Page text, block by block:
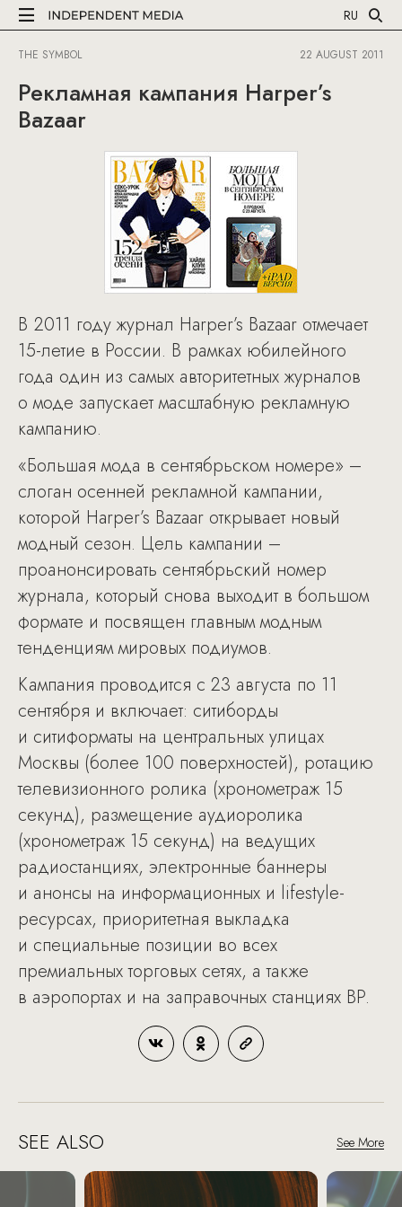
RU
THE SYMBOL 22 AUGUST 2011
Рекламная кампания Harper’s
Bazaar
В 2011 году журнал Harper’s Bazaar отмечает
15-летие в России. В рамках юбилейного
года один из самых авторитетных журналов
о моде запускает масштабную рекламную
кампанию.
«Большая мода в сентябрьском номере» –
слоган осенней рекламной кампании,
которой Harper’s Bazaar открывает новый
модный сезон. Цель кампании –
проанонсировать сентябрьский номер
журнала, который снова выходит в большом
формате и посвящен главным модным
тенденциям мировых подиумов.
Кампания проводится с 23 августа по 11
сентября и включает: ситиборды
и ситиформаты на центральных улицах
Москвы (более 100 поверхностей), ротацию
телевизионного ролика (хронометраж 15
секунд), размещение аудиоролика
(хронометраж 15 секунд) на ведущих
радиостанциях, электронные баннеры
и анонсы на информационных и lifestyle-
ресурсах, приоритетная выкладка
и специальные позиции во всех
премиальных торговых сетях, а также
в аэропортах и на заправочных станциях BP.
SEE ALSO See More